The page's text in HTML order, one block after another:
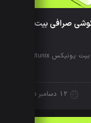
صرافی بیت
ورود به اپلیکیشن موبایل و گوشی صرافی بیت یونیکس Bitunix
12 دسامبر 2025